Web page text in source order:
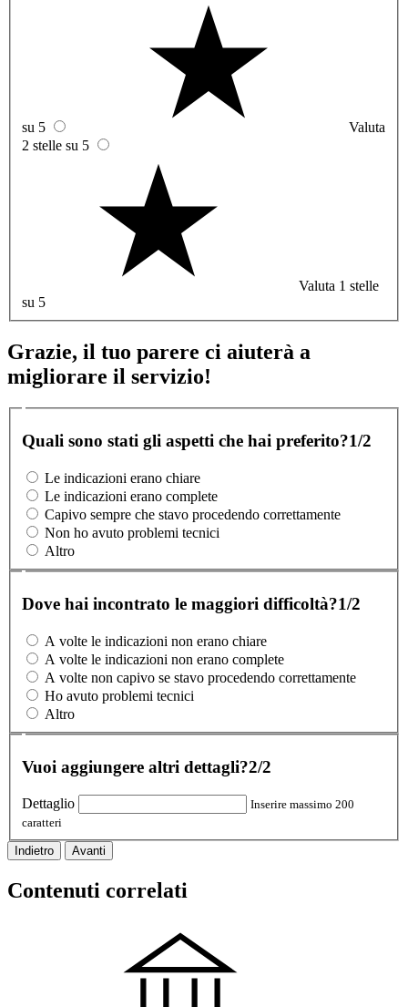
su 5
Valuta
2 stelle su 5
Valuta 1 stelle
su 5
Grazie, il tuo parere ci aiuterà a
migliorare il servizio!
Quali sono stati gli aspetti che hai preferito?1/2
Le indicazioni erano chiare
Le indicazioni erano complete
Capivo sempre che stavo procedendo correttamente
Non ho avuto problemi tecnici
Altro
Dove hai incontrato le maggiori difficoltà?1/2
A volte le indicazioni non erano chiare
A volte le indicazioni non erano complete
A volte non capivo se stavo procedendo correttamente
Ho avuto problemi tecnici
Altro
Vuoi aggiungere altri dettagli?2/2
Dettaglio
Inserire massimo 200
caratteri
Indietro Avanti
Contenuti correlati